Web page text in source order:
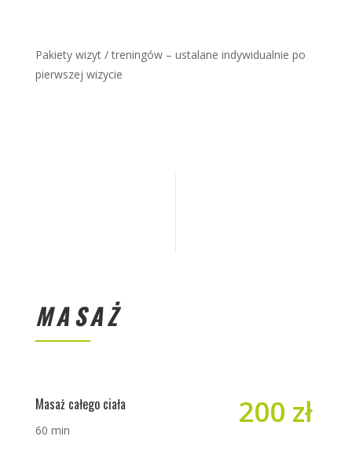
Pakiety wizyt / treningów – ustalane indywidualnie po
pierwszej wizycie
MASAŻ
Masaż całego ciała
60 min
200 zł